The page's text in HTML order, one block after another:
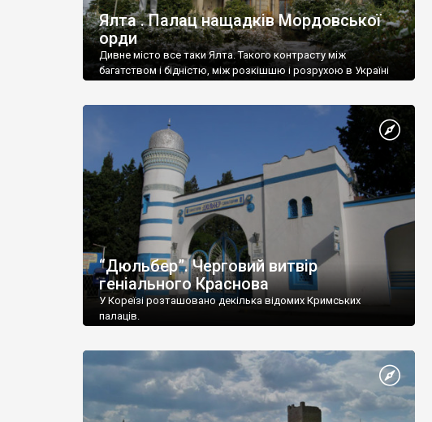
Ялта . Палац нащадків Мордовської
орди
Дивне місто все таки Ялта. Такого контрасту між
багатством і бідністю, між розкішшю і розрухою в Україні
“Дюльбер”. Черговий витвір
геніального Краснова
У Кореїзі розташовано декілька відомих Кримських
палаців.